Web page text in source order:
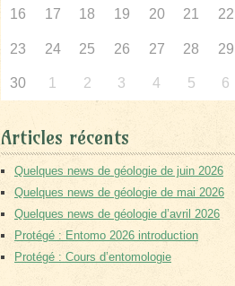
16 17 18 19 20 21 22
23 24 25 26 27 28 29
30 1 2 3 4 5 6
Articles récents
Quelques news de géologie de juin 2026
Quelques news de géologie de mai 2026
Quelques news de géologie d’avril 2026
Protégé : Entomo 2026 introduction
Protégé : Cours d’entomologie